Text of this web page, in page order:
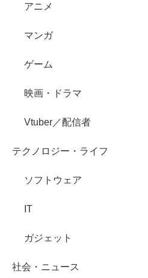
アニメ
マンガ
ゲーム
映画・ドラマ
Vtuber／配信者
テクノロジー・ライフ
ソフトウェア
IT
ガジェット
社会・ニュース